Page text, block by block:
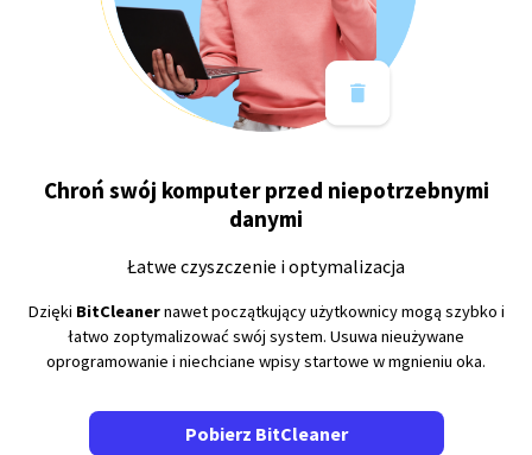
Chroń swój komputer przed niepotrzebnymi
danymi
Łatwe czyszczenie i optymalizacja
Dzięki BitCleanernawet początkujący użytkownicy mogą szybko i
łatwo zoptymalizować swój system. Usuwa nieużywane
oprogramowanie i niechciane wpisy startowe w mgnieniu oka.
Pobierz BitCleaner